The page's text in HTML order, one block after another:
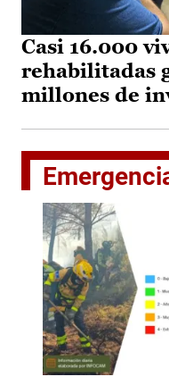
Casi 16.000
rehabilitadas
millones de